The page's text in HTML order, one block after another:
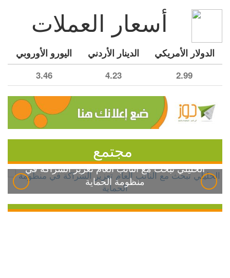
أسعار العملات
الدولار الأمريكي الدينار الأردني اليورو الأوروبي
2.99
4.23
3.46
مجتمع
الخليلي تبحث مع النائب العام تعزيز الشراكة في
منظومة الحماية